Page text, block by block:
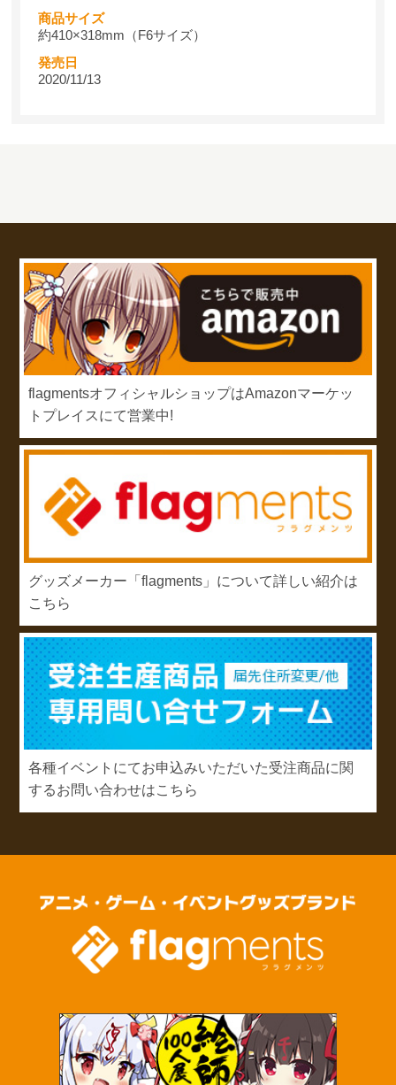
商品サイズ
約410×318mm（F6サイズ）
発売日
2020/11/13
flagmentsオフィシャルショップはAmazonマーケッ
トプレイスにて営業中!
グッズメーカー「flagments」について詳しい紹介は
こちら
各種イベントにてお申込みいただいた受注商品に関
するお問い合わせはこちら